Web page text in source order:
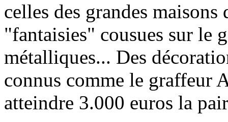
celles des grandes
"fantaisies" cousues sur le
métalliques... Des
connus comme le graffeur
atteindre 3.000 euros la